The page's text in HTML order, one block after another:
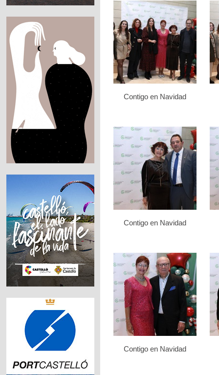
Contigo en Navidad
Contigo en Navidad
Contigo en Navidad